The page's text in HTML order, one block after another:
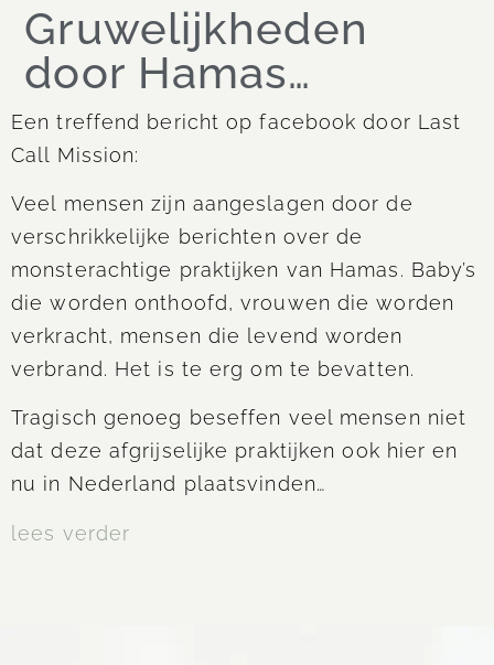
Gruwelijkheden
door Hamas…
Een treffend bericht op facebook door Last
Call Mission:
Veel mensen zijn aangeslagen door de
verschrikkelijke berichten over de
monsterachtige praktijken van Hamas. Baby’s
die worden onthoofd, vrouwen die worden
verkracht, mensen die levend worden
verbrand. Het is te erg om te bevatten.
Tragisch genoeg beseffen veel mensen niet
dat deze afgrijselijke praktijken ook hier en
nu in Nederland plaatsvinden…
lees verder